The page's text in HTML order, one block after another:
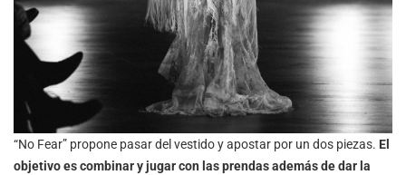
“No Fear” propone pasar del vestido y apostar por un dos piezas. El
objetivo es combinar y jugar con las prendas además de dar la